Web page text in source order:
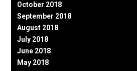
October 2018
September 2018
August 2018
July 2018
June 2018
May 2018